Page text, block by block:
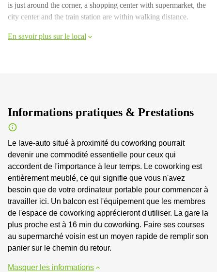
is just around the corner, a shopping center with supermarket, the
city center and the train station are within walking distance.
En savoir plus sur le local
Informations pratiques & Prestations
Le lave-auto situé à proximité du coworking pourrait
devenir une commodité essentielle pour ceux qui
accordent de l'importance à leur temps. Le coworking est
entièrement meublé, ce qui signifie que vous n'avez
besoin que de votre ordinateur portable pour commencer à
travailler ici. Un balcon est l'équipement que les membres
de l'espace de coworking apprécieront d'utiliser. La gare la
plus proche est à 16 min du coworking. Faire ses courses
au supermarché voisin est un moyen rapide de remplir son
panier sur le chemin du retour.
Masquer les informations